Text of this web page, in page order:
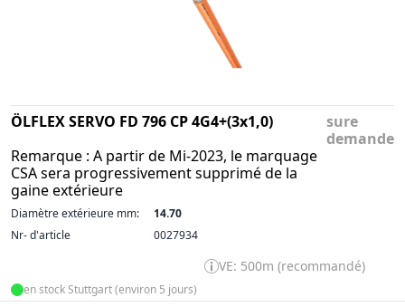
ÖLFLEX SERVO FD 796 CP 4G4+(3x1,0)
Remarque : A partir de Mi-2023, le marquage
CSA sera progressivement supprimé de la
gaine extérieure
sure
demande
Diamètre extérieure mm:
14.70
Nr- d'article
0027934
VE: 500m (recommandé)
en stock Stuttgart (environ 5 jours)